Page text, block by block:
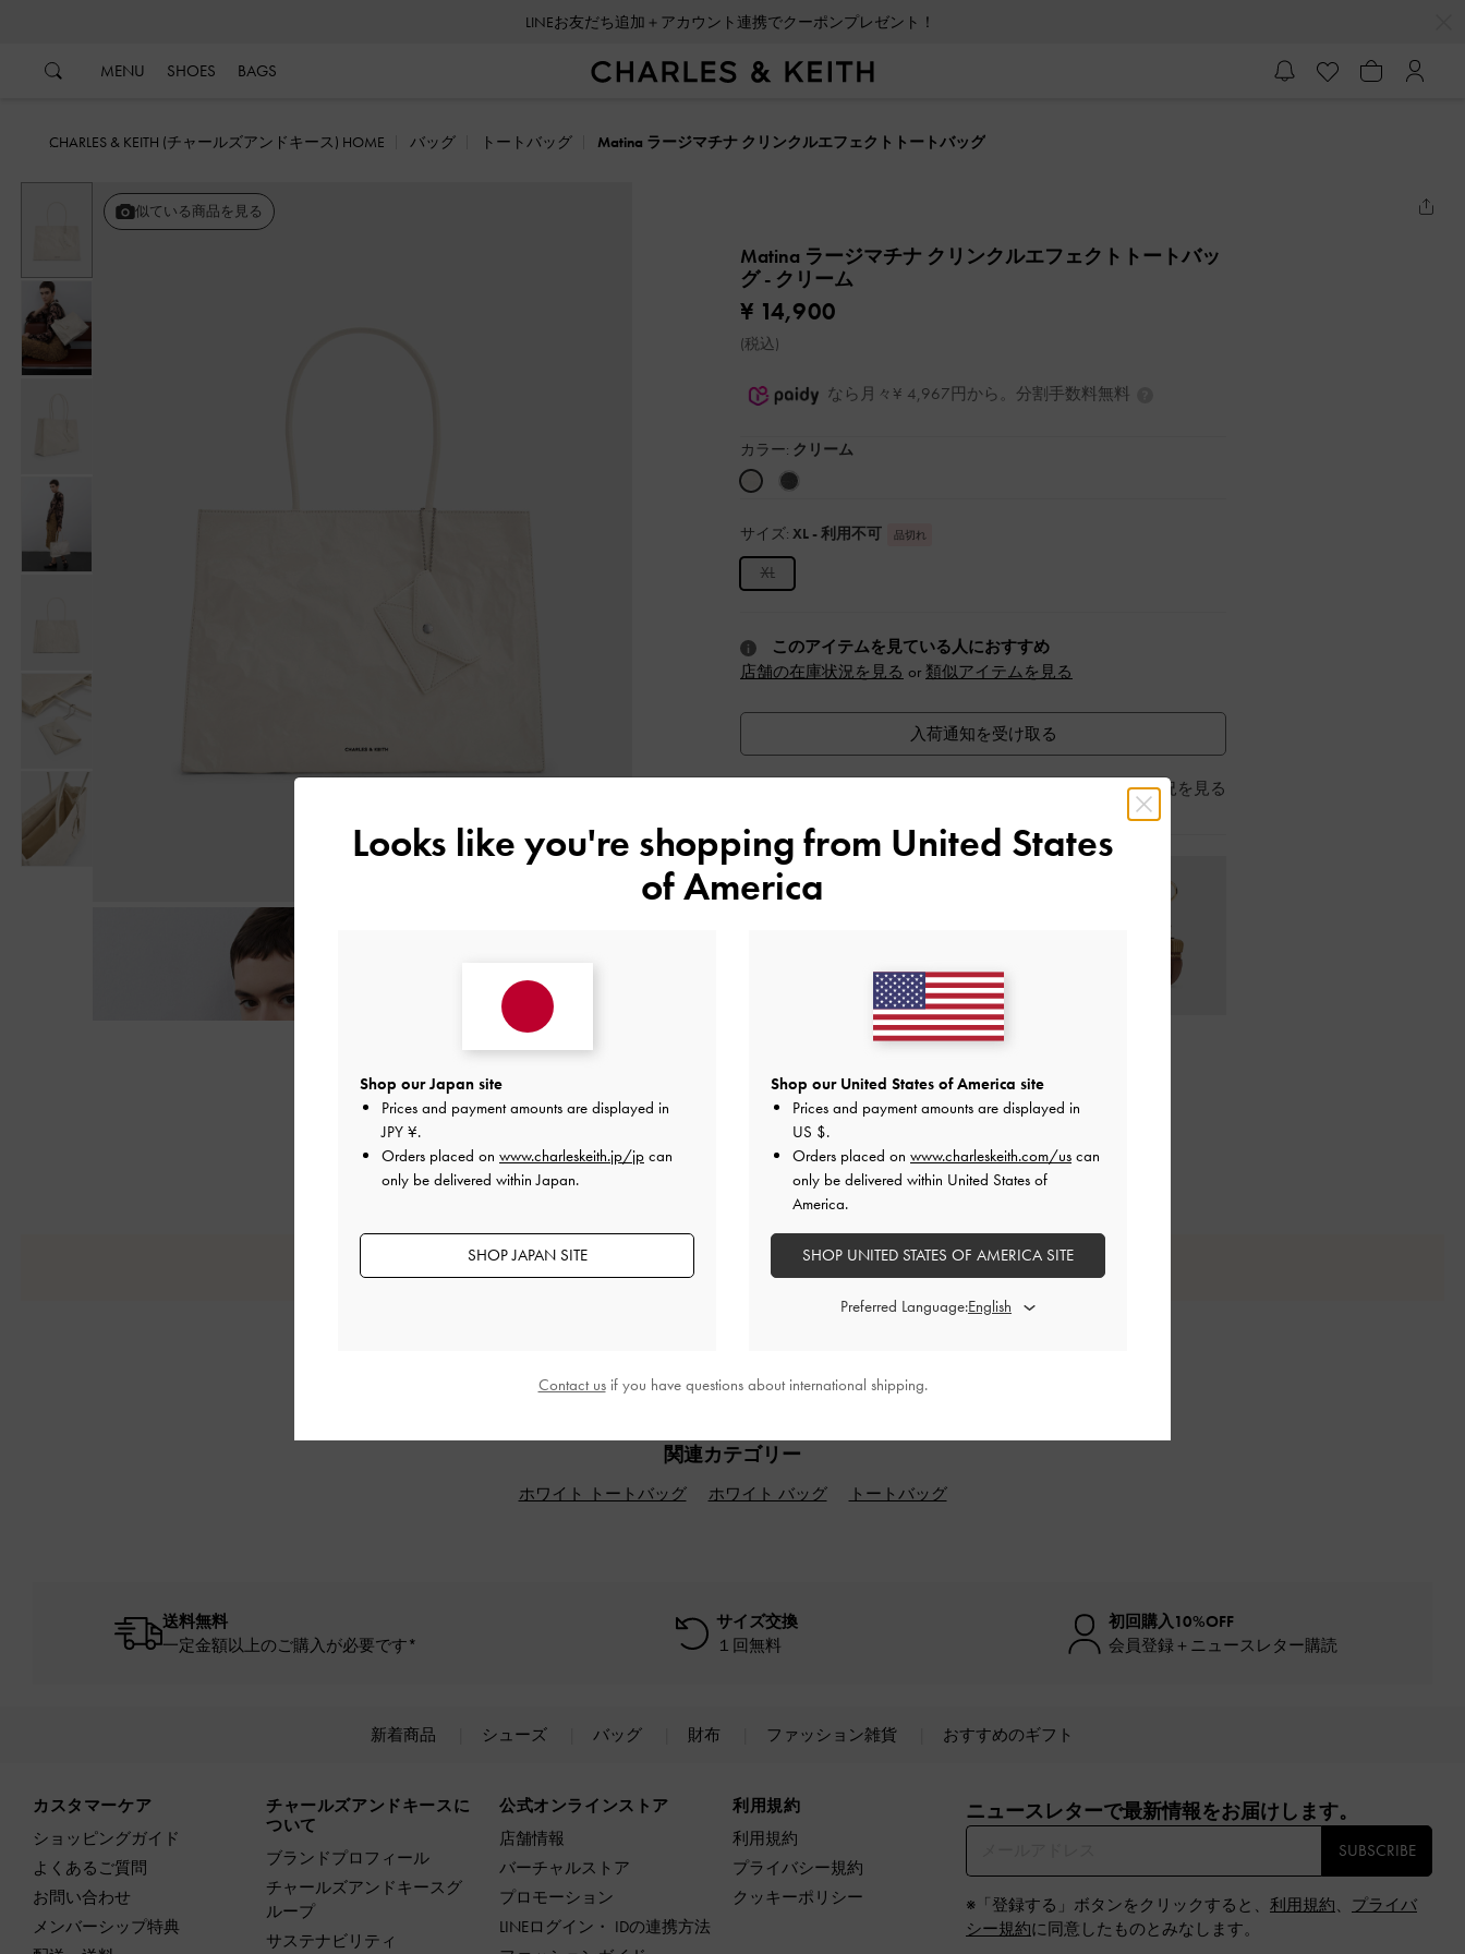
LINEお友だち追加＋アカウント連携でクーポンプレゼント！
MENU SHOES BAGS
CHARLES & KEITH (チャールズアンドキース) HOME バッグ トートバッグ Matina ラージマチナ クリンクルエフェクトトートバッグ
似ている商品を見る
Matina ラージマチナ クリンクルエフェクトトートバッ
グ- クリーム
¥ 14,900
(税込)
なら月々¥ 4,967円から。分割手数料無料
カラー: クリーム
サイズ: XL - 利用不可 品切れ
XL
このアイテムを見ている人におすすめ
店舗の在庫状況を見る or 類似アイテムを見る
入荷通知を受け取る
店舗の在庫状況を見る
おすすめのバッグチャーム
特典
配送 & 返品
関連カテゴリー
ホワイト トートバッグ ホワイト バッグ トートバッグ
送料無料
一定金額以上のご購入が必要です*
サイズ交換
１回無料
初回購入10%OFF
会員登録＋ニュースレター購読
新着商品 シューズ バッグ 財布 ファッション雑貨 おすすめのギフト
カスタマーケア
ショッピングガイド
よくあるご質問
お問い合わせ
メンバーシップ特典
チャールズアンドキースに
ついて
ブランドプロフィール
チャールズアンドキースグ
ループ
サステナビリティ
公式オンラインストア
店舗情報
バーチャルストア
プロモーション
LINEログイン・ IDの連携方法
利用規約
利用規約
プライバシー規約
クッキーポリシー
ニュースレターで最新情報をお届けします。​
SUBSCRIBE
※「登録する」ボタンをクリックすると、 利用規約、 プライバ
シー規約に同意したものとみなします。
Looks like you're shopping from United States
of America
Shop our Japan site
Prices and payment amounts are displayed in
JPY ¥.
Orders placed on www.charleskeith.jp/jp can
only be delivered within Japan.
SHOP JAPAN SITE
Shop our United States of America site
Prices and payment amounts are displayed in
US $.
Orders placed on www.charleskeith.com/us can
only be delivered within United States of
America.
SHOP UNITED STATES OF AMERICA SITE
Preferred Language:
Contact usif you have questions about international shipping.